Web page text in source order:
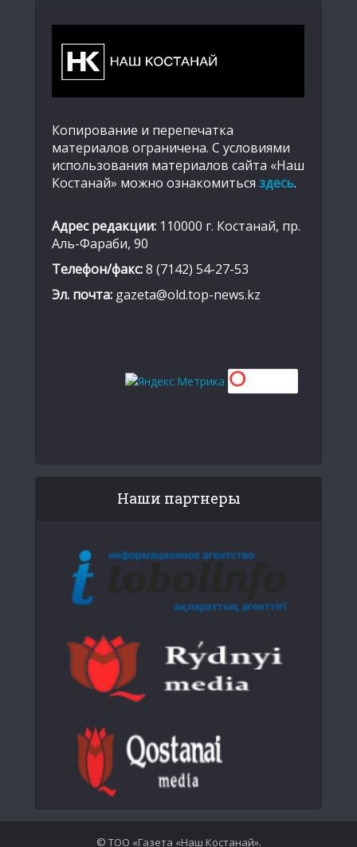
Копирование и перепечатка
материалов ограничена. С условиями
использования материалов сайта «Наш
Костанай» можно ознакомиться здесь.
Адрес редакции: 110000 г. Костанай, пр.
Аль-Фараби, 90
Телефон/факс:8 (7142) 54-27-53
Эл. почта: gazeta@old.top-news.kz
Наши партнеры
© ТОО «Газета «Наш Костанай».